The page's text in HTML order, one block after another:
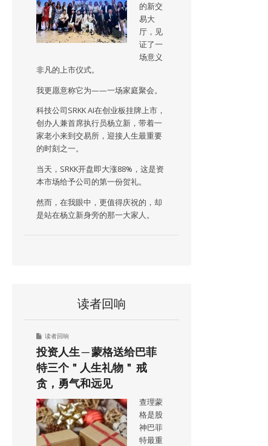
的新交
易大
厅，见
证了一
场意义
非凡的上市仪式。
我更愿意称它为——一场家庭聚会。
科技公司SRKK AI在创业板挂牌上市，
创办人兼首席执行员杨立新，带着一
家老小来到交易所，迎接人生最重要
的时刻之一。
当天，SRKK开盘即大涨88%，这是资
本市场给予公司的第一份贺礼。
然而，在我眼中，更值得庆祝的，却
是站在杨立新身旁的那一大家人。
读者回响
读者回响
投资人生 ─ 蒙格送给巴菲
特三个＂人生礼物＂ 戒
贪，勇气和远见
查理蒙
格是股
神巴菲
特最重